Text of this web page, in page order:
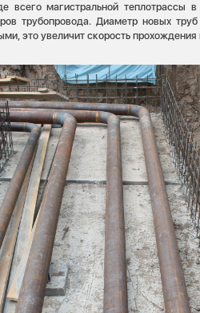
всего магистральной теплотрассы
трубопровода. Диаметр новых
это увеличит скорость прохождения